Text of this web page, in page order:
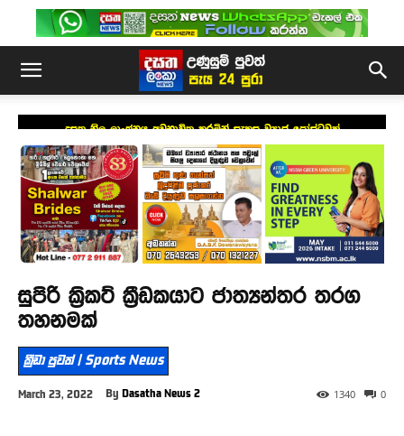
දසත නිල ලාංඡනය අවභාවිත කරමින් සැකසූ ව්‍යාජ පෝස්ටුවක්
සුපිරි ක්‍රිකට් ක්‍රීඩකයාට ජාත්‍යන්තර තරග
තහනමක්
ක්‍රීඩා පුවත් | Sports News
March 23, 2022 By Dasatha News 2 0
1340